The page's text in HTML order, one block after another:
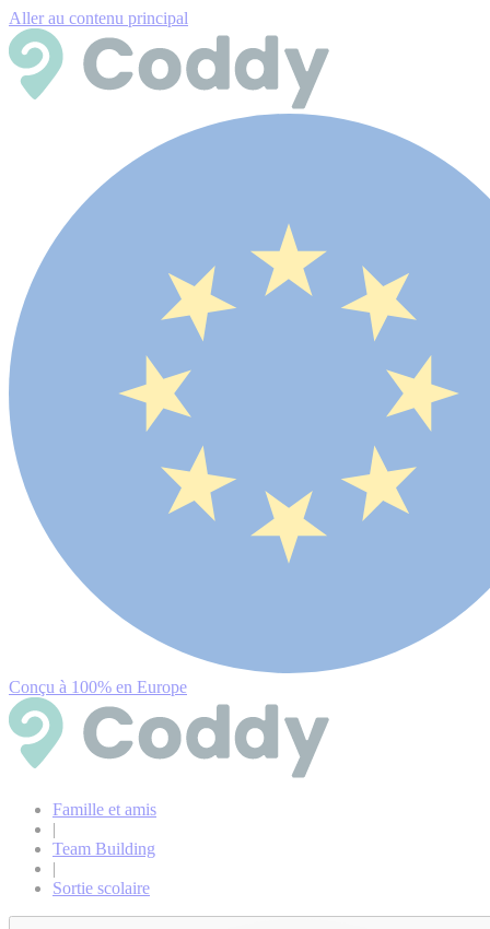
Aller au contenu principal
Conçu à 100% en Europe
Famille et amis
|
Team Building
|
Sortie scolaire